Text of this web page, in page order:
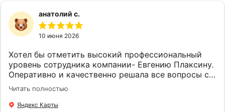
самоотверженность и гуманизм бесценны и
вызывают в душе восхищение, глубокое уважение
и признательность.Всегда очень приятно иметь
дело с таким компетентным специалистом.
Искренне рекомендую Подковалихину Ольгу
Юрьевну всем, кто ищет надёжного и
компетентного партнёра в сфере страхования.
Спасибо вам Ольга Юрьевна за вашу отличную
работу!!! Также выражаю искреннюю
благодарность и признательность всем
анатолий с.
10 июня 2026
Хотел бы отметить высокий профессиональный
уровень сотрудника компании- Евгению Плаксину.
Оперативно и качественно решала все вопросы с
оформлением страхового полиса. Спасибо !
Читать полностью
Яндекс Карты